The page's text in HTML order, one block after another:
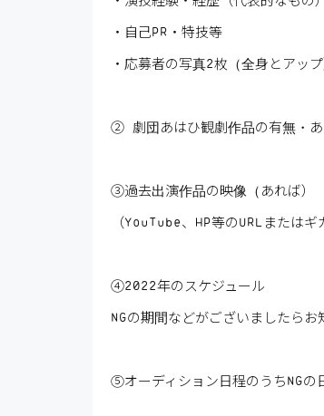
・自己PR・特技等
・応募者の写真2枚（全身とアップ
② 劇団あはひ観劇作品の有無・あ
③過去出演作品の映像（あれば）
（YouTube、HP等のURLまたは
④2022年のスケジュール
NGの期間などがございましたら
⑤オーディション日程のうちNGの